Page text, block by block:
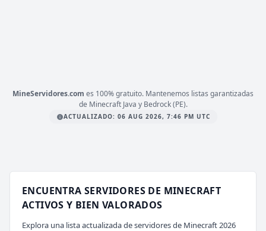
MineServidores.com es 100% gratuito. Mantenemos listas garantizadas
de Minecraft Java y Bedrock (PE).
ACTUALIZADO: 06 AUG 2026, 7:46 PM UTC
ENCUENTRA SERVIDORES DE MINECRAFT
ACTIVOS Y BIEN VALORADOS
Explora una lista actualizada de servidores de Minecraft 2026